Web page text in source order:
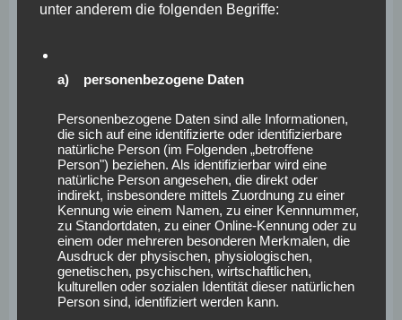
Unternehmen, welche Anläufe wurden bereits
den Projekterfolg gefährden können? Wir werfen
gemeinsam einen Blick auf die Daten, die bereits
erhoben wurden (etwa Krankenstände und
Gesundheitsberichte) und setzen sie soweit möglich und
nötig in Relation zu Branchendaten. Weitere Daten und
bereits durchgeführte interne Auswertungen helfen
natürlich bei der exakten Verortung des Ist-Zustands.
Weiterhin legen wir gemeinsam fest, welche Methoden
zur Erhebung des aktuellen Gesundheitszustandes noch
unter anderem die folgenden Begriffe:
a) personenbezogene Daten
Personenbezogene Daten sind alle Informationen,
die sich auf eine identifizierte oder identifizierbare
natürliche Person (im Folgenden „betroffene
Person") beziehen. Als identifizierbar wird eine
natürliche Person angesehen, die direkt oder
indirekt, insbesondere mittels Zuordnung zu einer
Kennung wie einem Namen, zu einer Kennnummer,
zu Standortdaten, zu einer Online-Kennung oder zu
einem oder mehreren besonderen Merkmalen, die
Ausdruck der physischen, physiologischen,
genetischen, psychischen, wirtschaftlichen,
kulturellen oder sozialen Identität dieser natürlichen
Person sind, identifiziert werden kann.